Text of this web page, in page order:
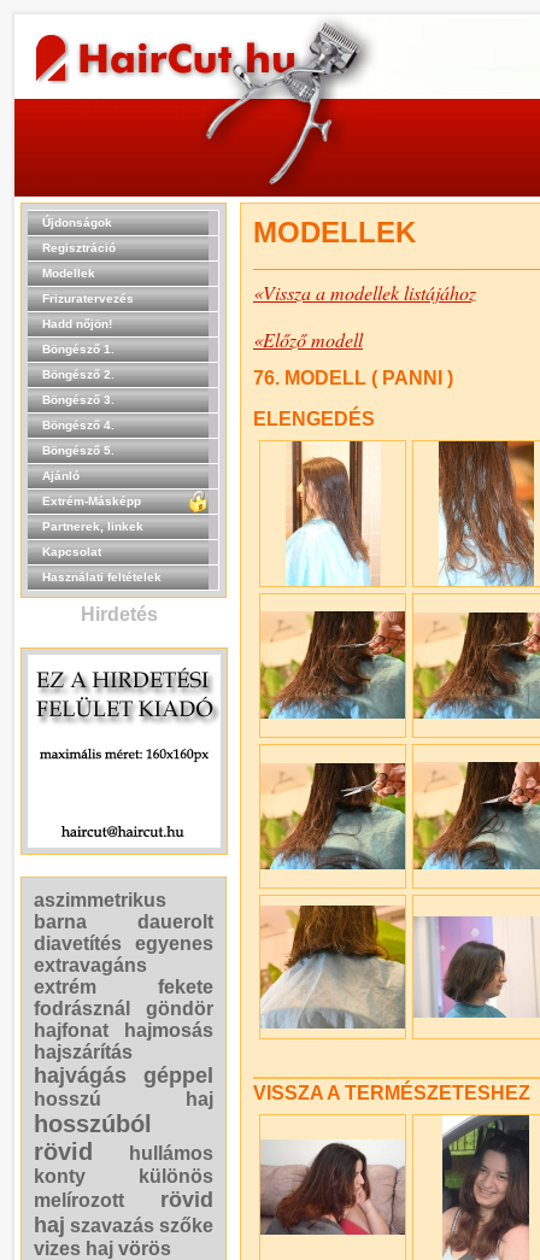
Újdonságok
Regisztráció
Modellek
Frizuratervezés
Hadd nőjön!
Böngésző 1.
Böngésző 2.
Böngésző 3.
Böngésző 4.
Böngésző 5.
Ajánló
Extrém-Másképp
Partnerek, linkek
Kapcsolat
Használati feltételek
Hirdetés
aszimmetrikus
barna
dauerolt
diavetítés
egyenes
extravagáns
extrém
fekete
fodrásznál
göndör
hajfonat
hajmosás
hajszárítás
hajvágás géppel
hosszú haj
hosszúból
rövid
hullámos
konty
különös
melírozott
rövid
haj szavazás szőke
vizes haj vörös
MODELLEK
«Vissza a modellek listájához
«Előző modell
76. MODELL ( PANNI )
ELENGEDÉS
VISSZA A TERMÉSZETESHEZ